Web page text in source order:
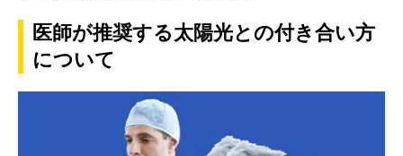
医師が推奨する太陽光との付き合い方
について